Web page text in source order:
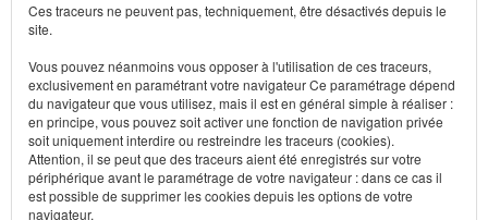
Ces traceurs ne peuvent pas, techniquement, être désactivés depuis le
site.
Vous pouvez néanmoins vous opposer à l'utilisation de ces traceurs,
exclusivement en paramétrant votre navigateur Ce paramétrage dépend
du navigateur que vous utilisez, mais il est en général simple à réaliser :
en principe, vous pouvez soit activer une fonction de navigation privée
soit uniquement interdire ou restreindre les traceurs (cookies).
Attention, il se peut que des traceurs aient été enregistrés sur votre
périphérique avant le paramétrage de votre navigateur : dans ce cas il
est possible de supprimer les cookies depuis les options de votre
navigateur.